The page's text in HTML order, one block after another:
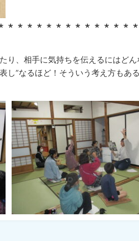
∗ ∗ ∗ ∗ ∗ ∗ ∗ ∗ ∗ ∗ ∗ ∗ ∗
り、相手に気持ちを伝えるにはど
し”なるほど！そういう考え方もあ